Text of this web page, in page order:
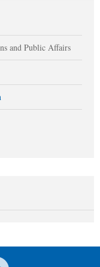
and Public Affairs